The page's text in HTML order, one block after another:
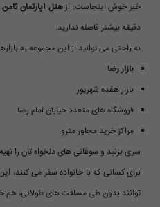
خبر خوش اینجاست: ازهتل آپارتمان
دقیقه بیشتر فاصله ندارید.
به راحتی می توانید از این مجموعه به
بازار رضا
بازار هفده شهریور
فروشگاه های متعدد خیابان امام رضا
مراکز خرید مجاور مترو
سری بزنید و سوغاتی های دلخواه تان را
برای کسانی که با خانواده سفر می
توانند بدون طی مسافت های طولانی، هم